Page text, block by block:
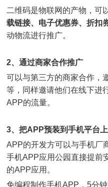
二维码是物联网的产物，可
载链接、电子优惠券、折扣
动物流进行推广。
2、通过商家合作推广
可以与第三方的商家合作，
等，同样邀请他们在线下进
APP的流量。
3、把APP预装到手机平台上
APP的开发方可以与手机厂
手机APP应用公园直接提前
的APP应用。
免编程制作手机APP，5分